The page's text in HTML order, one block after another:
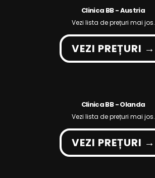
Clinica BB - Austria
Vezi lista de prețuri mai jos.
VEZI PREȚURI →
Clinica BB - Olanda
Vezi lista de prețuri mai jos.
VEZI PREȚURI →